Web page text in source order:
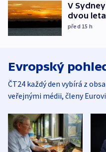
V
dvou
před 15 h
Evropský
ČT24 každý den vybírá z
veřejnými médii, členy